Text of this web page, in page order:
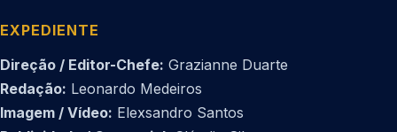
EXPEDIENTE
Direção / Editor-Chefe: Grazianne Duarte
Redação: Leonardo Medeiros
Imagem / Vídeo: Elexsandro Santos